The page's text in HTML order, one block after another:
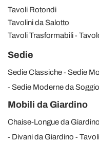
Tavoli Rotondi
Tavolini da Salotto
Tavoli Trasformabili
Sedie
Sedie Classiche
Sedie
Sedie Moderne da
Mobili da Giardino
Chaise-Longue da Giardino
Divani da Giardino